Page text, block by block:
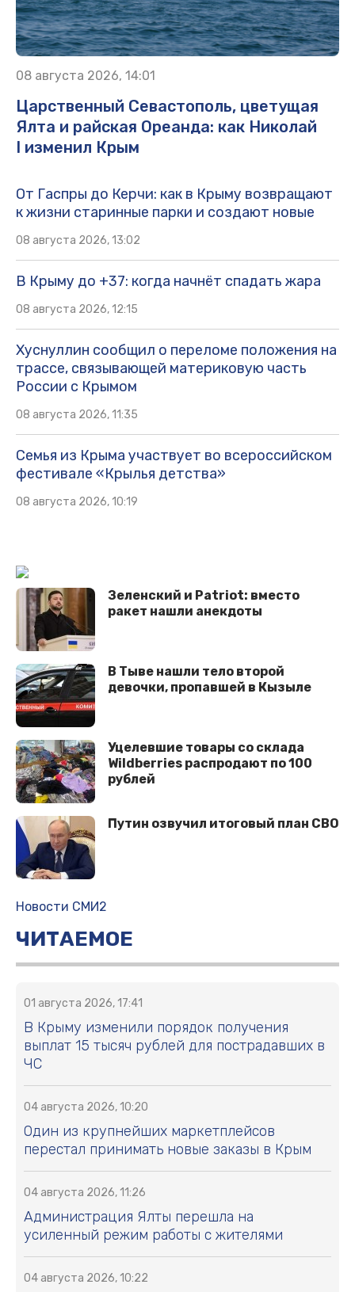
08 августа 2026, 14:01
Царственный Севастополь, цветущая
Ялта и райская Ореанда: как Николай
I изменил Крым
От Гаспры до Керчи: как в Крыму возвращают
к жизни старинные парки и создают новые
08 августа 2026, 13:02
В Крыму до +37: когда начнёт спадать жара
08 августа 2026, 12:15
Хуснуллин сообщил о переломе положения на
трассе, связывающей материковую часть
России с Крымом
08 августа 2026, 11:35
Семья из Крыма участвует во всероссийском
фестивале «Крылья детства»
08 августа 2026, 10:19
Зеленский и Patriot: вместо
ракет нашли анекдоты
В Тыве нашли тело второй
девочки, пропавшей в Кызыле
Уцелевшие товары со склада
Wildberries распродают по 100
рублей
Путин озвучил итоговый план СВО
Новости СМИ2
ЧИТАЕМОЕ
01 августа 2026, 17:41
В Крыму изменили порядок получения
выплат 15 тысяч рублей для пострадавших в
ЧС
04 августа 2026, 10:20
Один из крупнейших маркетплейсов
перестал принимать новые заказы в Крым
04 августа 2026, 11:26
Администрация Ялты перешла на
усиленный режим работы с жителями
04 августа 2026, 10:22